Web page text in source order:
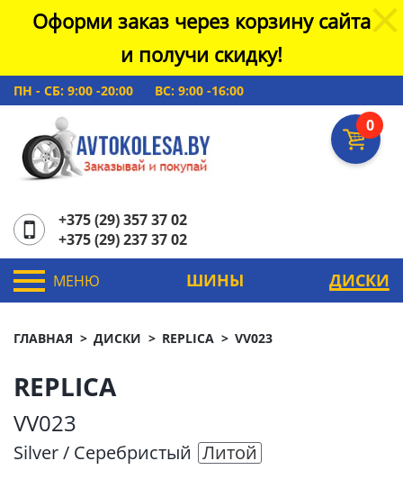
Оформи заказ через корзину сайта
и получи скидку!
ПН - СБ: 9:00 -20:00 ВС: 9:00 -16:00
0
+375 (29) 357 37 02
+375 (29) 237 37 02
МЕНЮ ШИНЫ ДИСКИ
ГЛАВНАЯ ДИСКИ REPLICA VV023
REPLICA
VV023
Silver / Серебристый Литой